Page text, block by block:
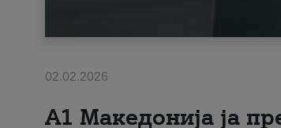
02.02.2026
А1 Македонија ја